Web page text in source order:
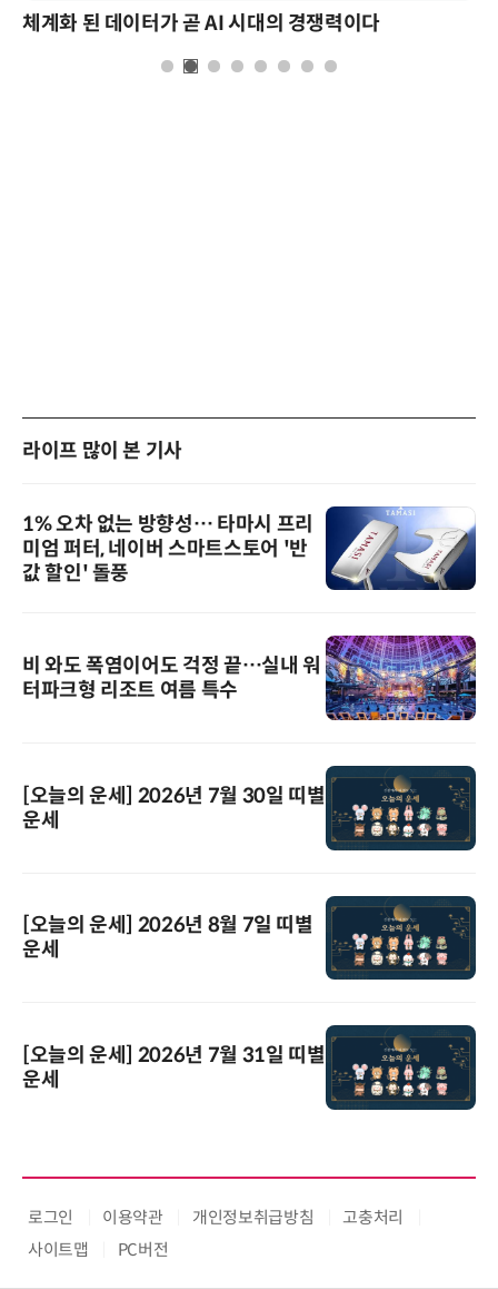
체계화 된 데이터가 곧 AI 시대의 경쟁력이다
라이프 많이 본 기사
1% 오차 없는 방향성… 타마시 프리
미엄 퍼터, 네이버 스마트스토어 '반
값 할인' 돌풍
비 와도 폭염이어도 걱정 끝…실내 워
터파크형 리조트 여름 특수
[오늘의 운세] 2026년 7월 30일 띠별
운세
[오늘의 운세] 2026년 8월 7일 띠별
운세
[오늘의 운세] 2026년 7월 31일 띠별
운세
로그인 이용약관 개인정보취급방침
고충처리
사이트맵
PC버전